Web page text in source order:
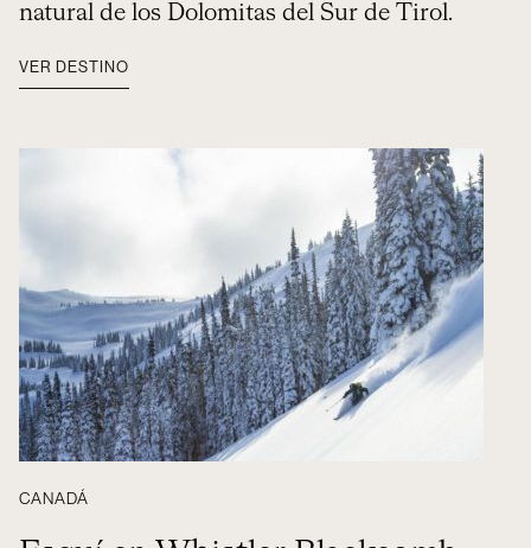
natural de los Dolomitas del Sur de Tirol.
VER DESTINO
CANADÁ